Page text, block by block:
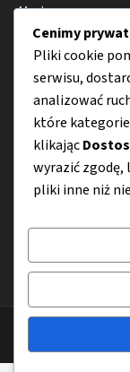
Moda
Porady
Menu
O nas
Kontakt
Mapa strony
Polityka
Cenimy
Pliki cookie
serwisu,
analizować
które
klikając
wyrazić zgodę,
pliki inne niż